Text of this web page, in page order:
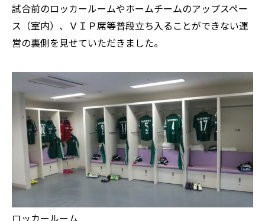
試合前のロッカールームやホームチームのアップスペー
ス（室内）、ＶＩＰ席等普段立ち入ることができない運
営の裏側を見せていただきました。
ロッカールーム